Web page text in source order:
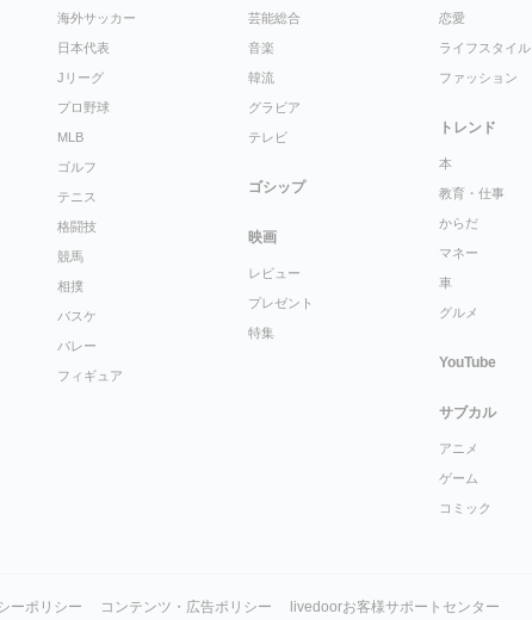
海外サッカー
日本代表
Jリーグ
プロ野球
MLB
ゴルフ
テニス
格闘技
競馬
相撲
バスケ
バレー
フィギュア
芸能総合
音楽
韓流
グラビア
テレビ
ゴシップ
映画
レビュー
プレゼント
特集
恋愛
ライフスタイル
ファッション
トレンド
本
教育・仕事
からだ
マネー
車
グルメ
YouTube
サブカル
アニメ
ゲーム
コミック
ーポリシー コンテンツ・広告ポリシー livedoorお客様サポートセンター